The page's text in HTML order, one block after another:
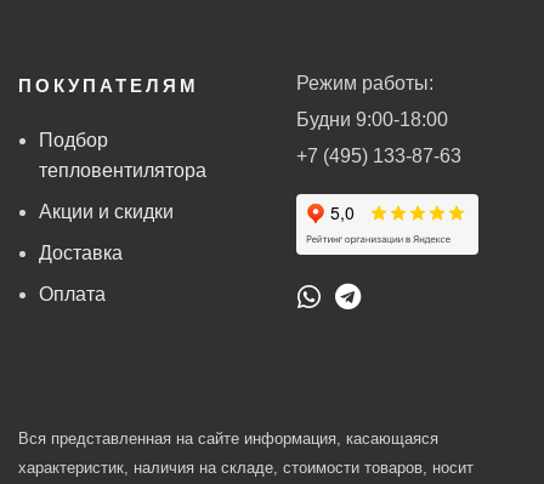
ПОКУПАТЕЛЯМ
Подбор
тепловентилятора
Акции и скидки
Доставка
Оплата
Режим работы:
Будни 9:00-18:00
+7 (495) 133-87-63
Вся представленная на сайте информация, касающаяся
характеристик, наличия на складе, стоимости товаров, носит